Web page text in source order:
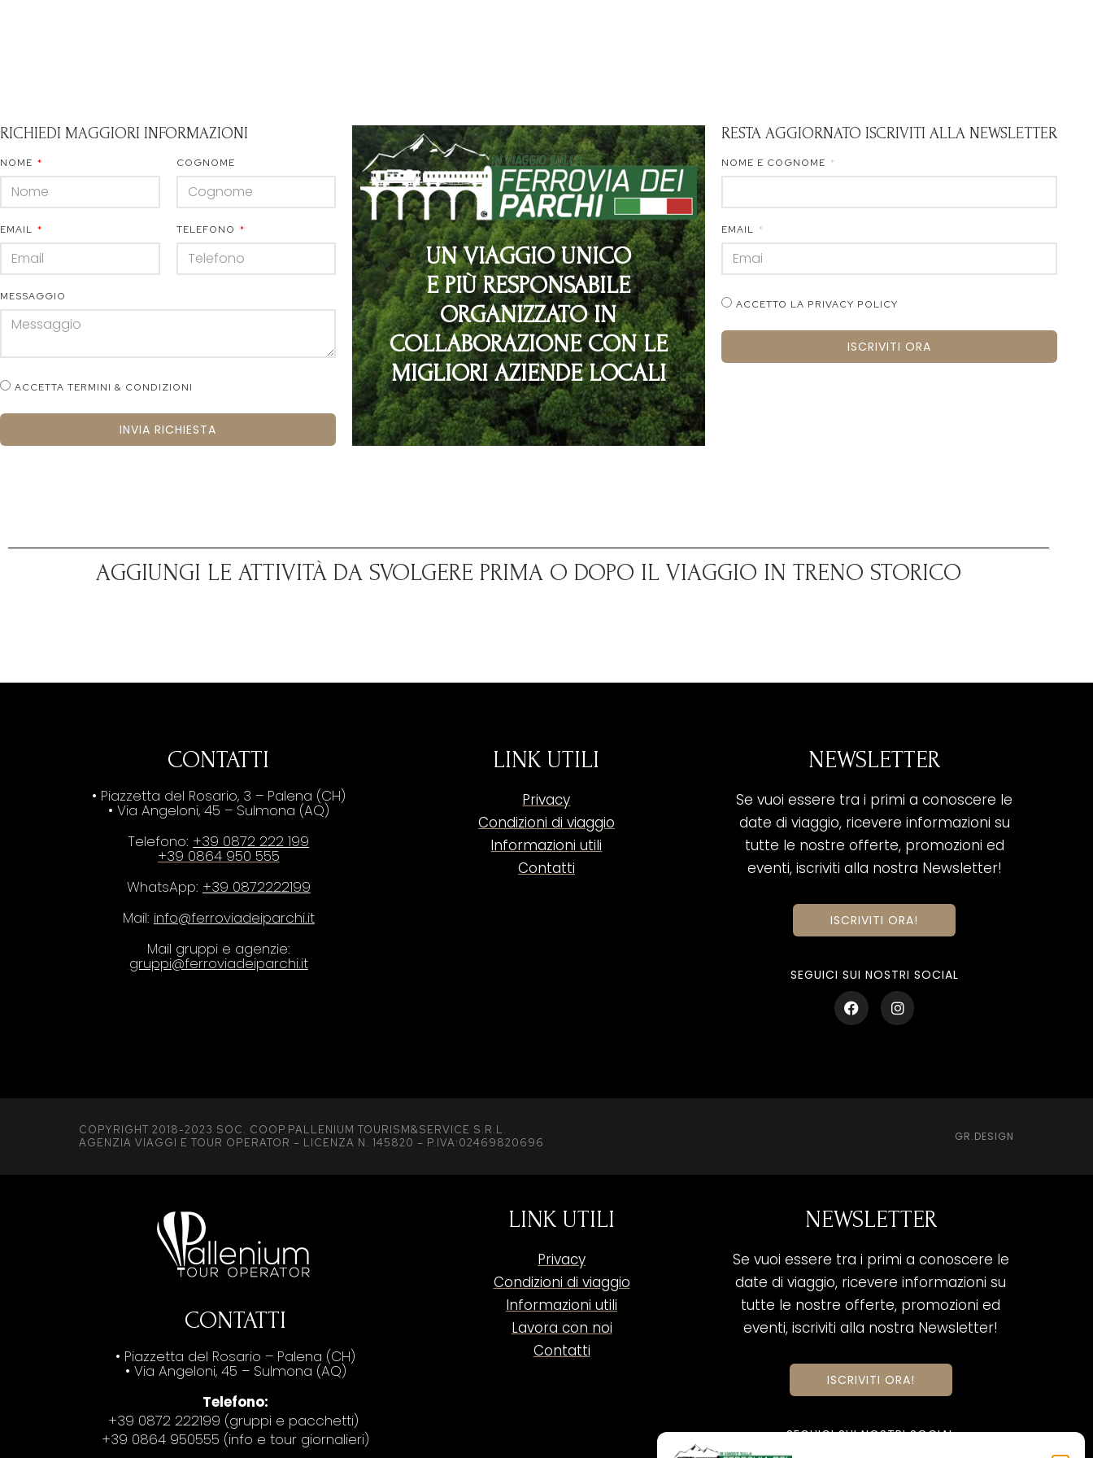
RICHIEDI MAGGIORI INFORMAZIONI
NOME COGNOME
EMAIL TELEFONO
MESSAGGIO
ACCETTA TERMINI & CONDIZIONI
INVIA RICHIESTA
UN VIAGGIO UNICO
E PIÙ RESPONSABILE
ORGANIZZATO IN
COLLABORAZIONE CON LE
MIGLIORI AZIENDE LOCALI
RESTA AGGIORNATO ISCRIVITI ALLA NEWSLETTER
NOME E COGNOME
EMAIL
ACCETTO LA PRIVACY POLICY
ISCRIVITI ORA
AGGIUNGI LE ATTIVITÀ DA SVOLGERE PRIMA O DOPO IL VIAGGIO IN TRENO STORICO
CONTATTI
• Piazzetta del Rosario, 3 – Palena (CH)
• Via Angeloni, 45 – Sulmona (AQ)
Telefono: +39 0872 222 199
+39 0864 950 555
WhatsApp: +39 0872222199
Mail: info@ferroviadeiparchi.it
Mail gruppi e agenzie:
gruppi@ferroviadeiparchi.it
LINK UTILI
Privacy
Condizioni di viaggio
Informazioni utili
Contatti
NEWSLETTER
Se vuoi essere tra i primi a conoscere le
date di viaggio, ricevere informazioni su
tutte le nostre offerte, promozioni ed
eventi, iscriviti alla nostra Newsletter!
ISCRIVITI ORA!
SEGUICI SUI NOSTRI SOCIAL
COPYRIGHT 2018-2023 SOC. COOP.PALLENIUM TOURISM&SERVICE S.R.L.
AGENZIA VIAGGI E TOUR OPERATOR – LICENZA N. 145820 – P.IVA:02469820696
GR.DESIGN
CONTATTI
• Piazzetta del Rosario – Palena (CH)
• Via Angeloni, 45 – Sulmona (AQ)
Telefono:
+39 0872 222199 (gruppi e pacchetti)
+39 0864 950555 (info e tour giornalieri)
LINK UTILI
Privacy
Condizioni di viaggio
Informazioni utili
Lavora con noi
Contatti
NEWSLETTER
Se vuoi essere tra i primi a conoscere le
date di viaggio, ricevere informazioni su
tutte le nostre offerte, promozioni ed
eventi, iscriviti alla nostra Newsletter!
ISCRIVITI ORA!
SEGUICI SUI NOSTRI SOCIAL